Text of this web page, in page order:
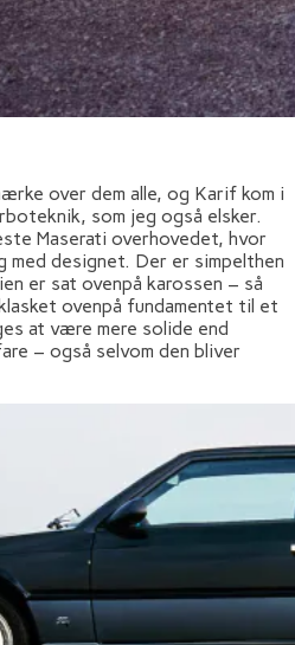
over dem alle, og Karif kom i
som jeg også elsker.
Maserati overhovedet, hvor
med designet. Der er simpelthen
er sat ovenpå karossen – så
ovenpå fundamentet til et
at være mere solide end
– også selvom den bliver